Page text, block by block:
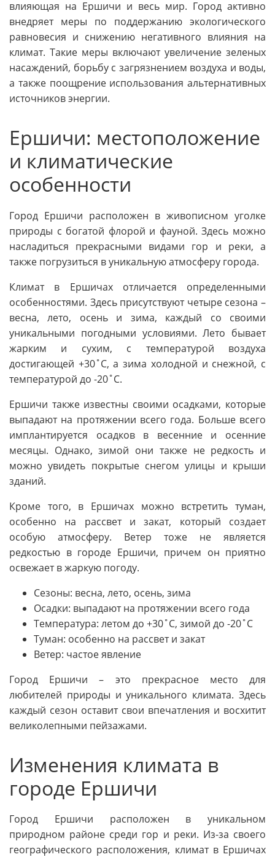
влияющая на Ершичи и весь мир. Город активно
внедряет меры по поддержанию экологического
равновесия и снижению негативного влияния на
климат. Такие меры включают увеличение зеленых
насаждений, борьбу с загрязнением воздуха и воды,
а также поощрение использования альтернативных
источников энергии.
Ершичи: местоположение
и климатические
особенности
Город Ершичи расположен в живописном уголке
природы с богатой флорой и фауной. Здесь можно
насладиться прекрасными видами гор и реки, а
также погрузиться в уникальную атмосферу города.
Климат в Ершичах отличается определенными
особенностями. Здесь присутствуют четыре сезона –
весна, лето, осень и зима, каждый со своими
уникальными погодными условиями. Лето бывает
жарким и сухим, с температурой воздуха
достигающей +30˚C, а зима холодной и снежной, с
температурой до -20˚C.
Ершичи также известны своими осадками, которые
выпадают на протяжении всего года. Больше всего
имплантируется осадков в весенние и осенние
месяцы. Однако, зимой они также не редкость и
можно увидеть покрытые снегом улицы и крыши
зданий.
Кроме того, в Ершичах можно встретить туман,
особенно на рассвет и закат, который создает
особую атмосферу. Ветер тоже не является
редкостью в городе Ершичи, причем он приятно
освежает в жаркую погоду.
Сезоны: весна, лето, осень, зима
Осадки: выпадают на протяжении всего года
Температура: летом до +30˚C, зимой до -20˚C
Туман: особенно на рассвет и закат
Ветер: частое явление
Город Ершичи – это прекрасное место для
любителей природы и уникального климата. Здесь
каждый сезон оставит свои впечатления и восхитит
великолепными пейзажами.
Изменения климата в
городе Ершичи
Город Ершичи расположен в уникальном
природном районе среди гор и реки. Из-за своего
географического расположения, климат в Ершичах